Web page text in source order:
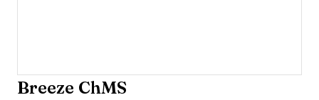
Breeze ChMS